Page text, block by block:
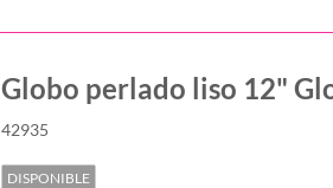
Globo perlado liso 12"
42935
DISPONIBLE